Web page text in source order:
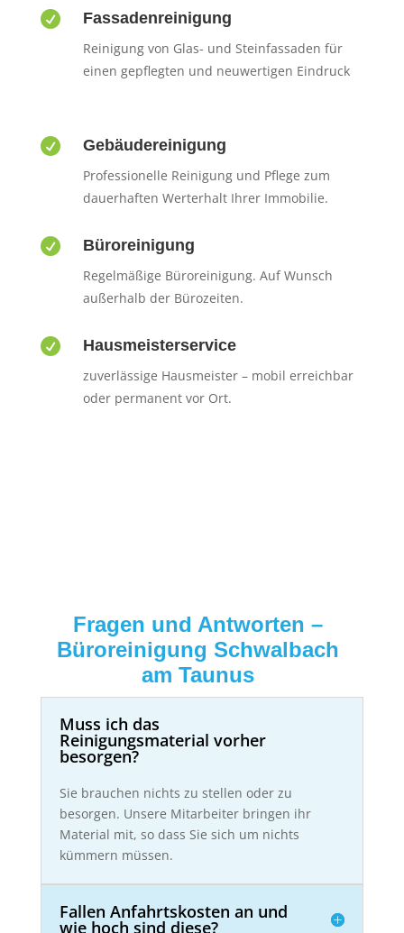
 Fassadenreinigung
Reinigung von Glas- und Steinfassaden für
einen gepflegten und neuwertigen Eindruck
 Gebäudereinigung
Professionelle Reinigung und Pflege zum
dauerhaften Werterhalt Ihrer Immobilie.
 Büroreinigung
Regelmäßige Büroreinigung. Auf Wunsch
außerhalb der Bürozeiten.
 Hausmeisterservice
zuverlässige Hausmeister – mobil erreichbar
oder permanent vor Ort.
Fragen und Antworten –
Büroreinigung Schwalbach
am Taunus
Muss ich das
Reinigungsmaterial vorher
besorgen?
Sie brauchen nichts zu stellen oder zu
besorgen. Unsere Mitarbeiter bringen ihr
Material mit, so dass Sie sich um nichts
kümmern müssen.
Fallen Anfahrtskosten an und
wie hoch sind diese?